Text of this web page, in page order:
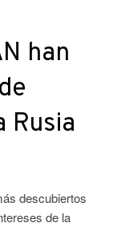
han
Rusia
descubiertos
de la